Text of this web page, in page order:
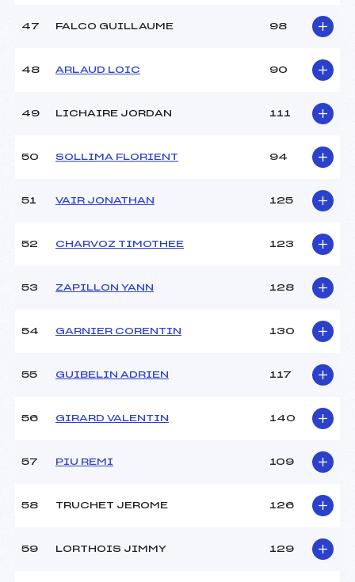
47 FALCO GUILLAUME 98
48 ARLAUD LOIC 90
49 LICHAIRE JORDAN 111
50 SOLLIMA FLORIENT 94
51 VAIR JONATHAN 125
52 CHARVOZ TIMOTHEE 123
53 ZAPILLON YANN 128
54 GARNIER CORENTIN 130
55 GUIBELIN ADRIEN 117
56 GIRARD VALENTIN 140
57 PIU REMI 109
58 TRUCHET JEROME 126
59 LORTHOIS JIMMY 129